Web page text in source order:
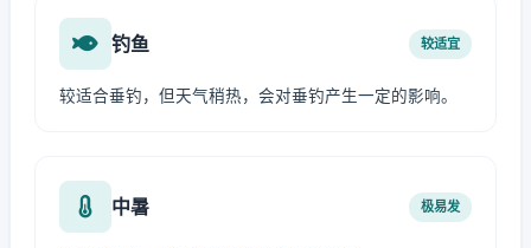
钓鱼 较适宜
较适合垂钓，但天气稍热，会对垂钓产生一定的影响。
中暑 极易发